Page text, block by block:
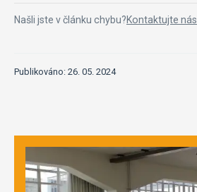
Našli jste v článku chybu?Kontaktujte nás
Publikováno: 26. 05. 2024